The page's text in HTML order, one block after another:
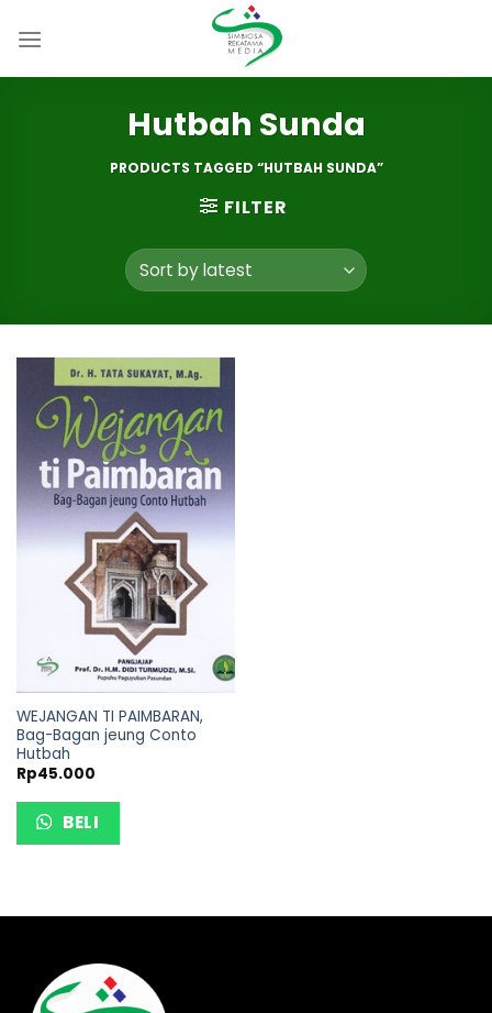
Hutbah Sunda
PRODUCTS TAGGED “HUTBAH SUNDA”
FILTER
WEJANGAN TI PAIMBARAN,
Bag-Bagan jeung Conto
Hutbah
Rp45.000
BELI